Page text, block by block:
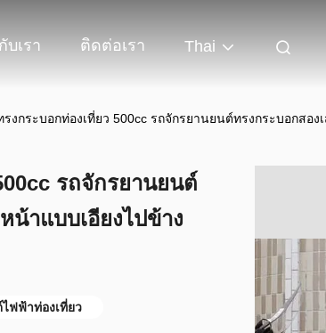
บเรา ติดต่อเรา Thai
งกระบอกท่องเที่ยว 500cc รถจักรยานยนต์ทรงกระบอกสอ
รถจักรยานยนต์
น้าแบบเอียงไปข้าง
ฟฟ้าท่องเที่ยว